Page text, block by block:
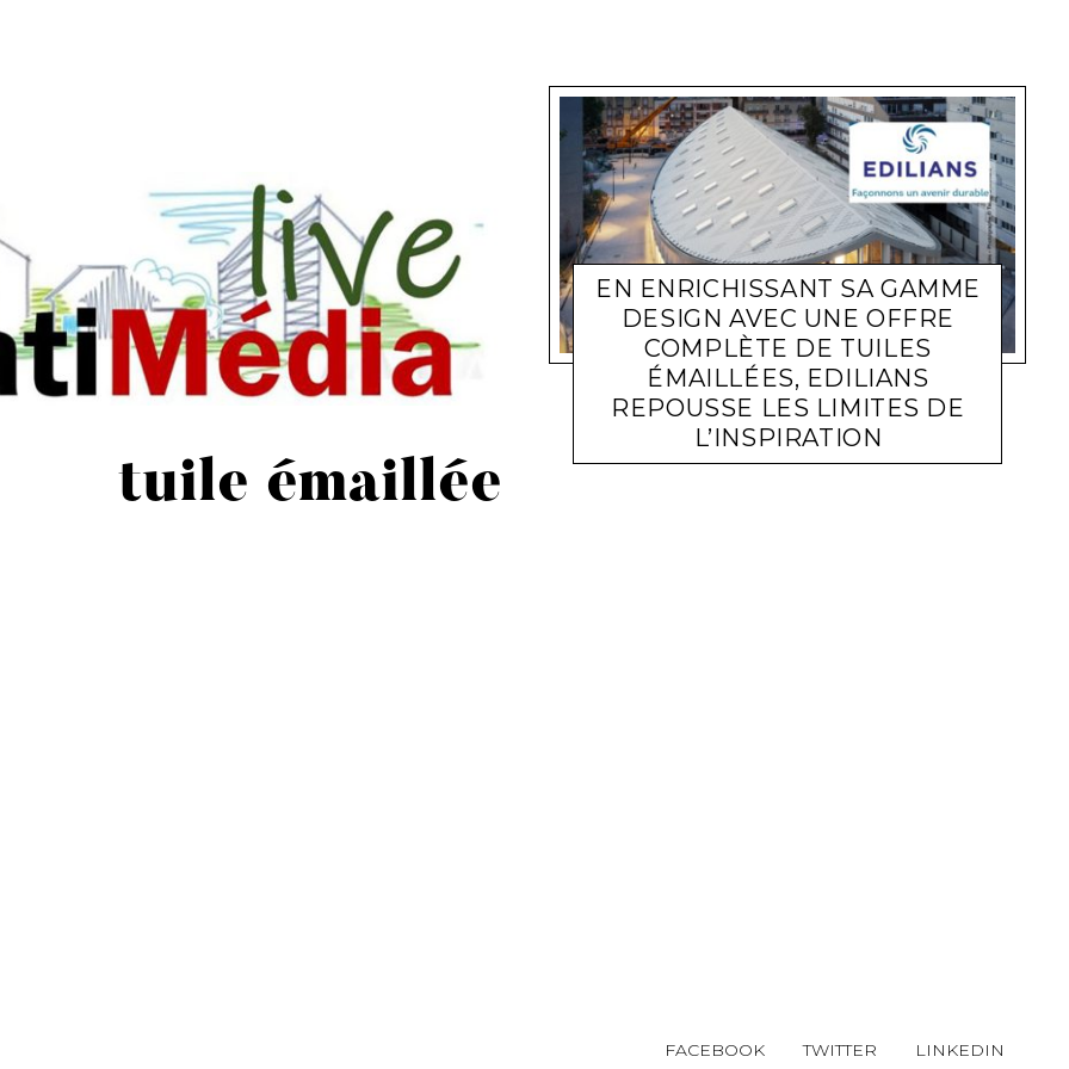
tuile émaillée
EN ENRICHISSANT SA GAMME
DESIGN AVEC UNE OFFRE
COMPLÈTE DE TUILES
ÉMAILLÉES, EDILIANS
REPOUSSE LES LIMITES DE
L’INSPIRATION
ACTUALITÉ ENTREPRISES LARA GASQUET
FACEBOOK TWITTER LINKEDIN